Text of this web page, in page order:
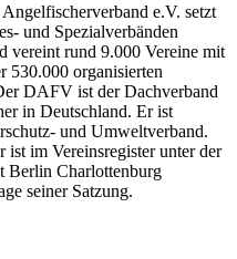
e.V. setzt
und Spezialverbänden
vereint rund 9.000 Vereine mit
530.000 organisierten
DAFV ist der Dachverband
in Deutschland. Er ist
und Umweltverband.
ist im Vereinsregister unter der
Berlin Charlottenburg
seiner Satzung.